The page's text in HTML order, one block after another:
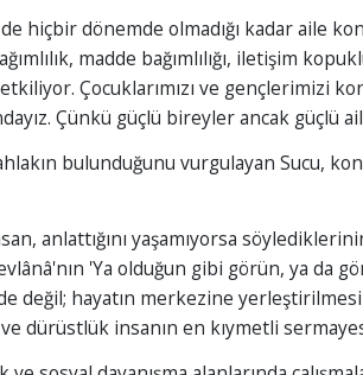
hiçbir dönemde olmadığı kadar aile
madde bağımlılığı, iletişim
Çocuklarımızı ve gençlerimizi
Çünkü güçlü bireyler ancak güçlü
bulunduğunu vurgulayan Sucu,
anlattığını yaşamıyorsa
'Ya olduğun gibi görün, ya da
değil; hayatın merkezine
dürüstlük insanın en kıymetli